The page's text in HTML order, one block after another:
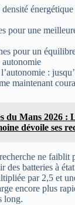
pour une
pour un
autonomie
:
maintenant
du Mans 2026 :
dévoile ses
ne faiblit
des batteries à
par 2,5 et
encore plus
long.